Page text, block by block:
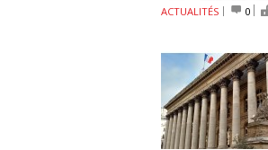
ACTUALITÉS 0